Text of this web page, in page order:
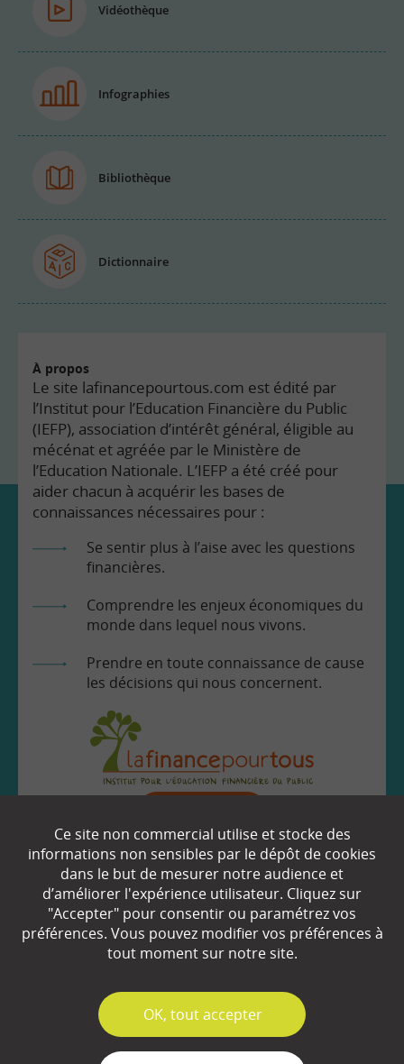
Vidéothèque
Infographies
Bibliothèque
Dictionnaire
À propos
Le site lafinancepourtous.com est édité par
l’Institut pour l’Education Financière du Public
(IEFP), association d’intérêt général, éligible au
mécénat et agréée par le Ministère de
l’Education Nationale. L’IEFP a été créé pour
aider chacun à acquérir les bases de
connaissances nécessaires pour :
Se sentir plus à l’aise avec les questions
financières.
Comprendre les enjeux économiques du
monde dans lequel nous vivons.
Prendre en toute connaissance de cause
les décisions qui nous concernent.
Qui sommes-nous ?
Partenaires
Espace Presse
Plan du site
Ce site non commercial utilise et stocke des
informations non sensibles par le dépôt de cookies
dans le but de mesurer notre audience et
d’améliorer l'expérience utilisateur. Cliquez sur
"Accepter" pour consentir ou paramétrez vos
préférences. Vous pouvez modifier vos préférences à
tout moment sur notre site.
✓
OK, tout accepter